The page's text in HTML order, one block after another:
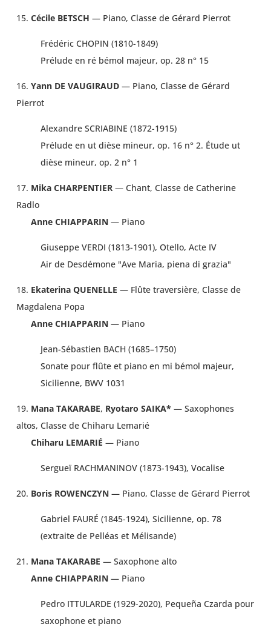
15. Cécile BETSCH — Piano, Classe de Gérard Pierrot
Frédéric CHOPIN (1810-1849)
Prélude en ré bémol majeur, op. 28 n° 15
16. Yann DE VAUGIRAUD— Piano, Classe de Gérard
Pierrot
Alexandre SCRIABINE (1872-1915)
Prélude en ut dièse mineur, op. 16 n° 2. Étude ut
dièse mineur, op. 2 n° 1
17. Mika CHARPENTIER— Chant, Classe de Catherine
Radlo
Anne CHIAPPARIN— Piano
Giuseppe VERDI (1813-1901), Otello, Acte IV
Air de Desdémone "Ave Maria, piena di grazia"
18. Ekaterina QUENELLE — Flûte traversière, Classe de
Magdalena Popa
Anne CHIAPPARIN— Piano
Jean-Sébastien BACH (1685–1750)
Sonate pour flûte et piano en mi bémol majeur,
Sicilienne, BWV 1031
19. Mana TAKARABE, Ryotaro SAIKA*— Saxophones
altos, Classe de Chiharu Lemarié
Chiharu LEMARIÉ — Piano
Sergueï RACHMANINOV (1873-1943), Vocalise
20. Boris ROWENCZYN— Piano, Classe de Gérard Pierrot
Gabriel FAURÉ (1845-1924), Sicilienne, op. 78
(extraite de Pelléas et Mélisande)
21. Mana TAKARABE — Saxophone alto
Anne CHIAPPARIN— Piano
Pedro ITTULARDE (1929-2020), Pequeña Czarda pour
saxophone et piano